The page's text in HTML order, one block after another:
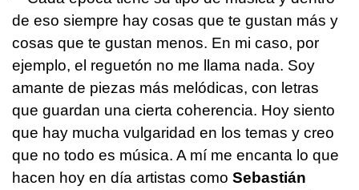
de eso siempre hay cosas que te gustan más y
cosas que te gustan menos. En mi caso, por
ejemplo, el reguetón no me llama nada. Soy
amante de piezas más melódicas, con letras
que guardan una cierta coherencia. Hoy siento
que hay mucha vulgaridad en los temas y creo
que no todo es música. A mí me encanta lo que
hacen hoy en día artistas como Sebastián